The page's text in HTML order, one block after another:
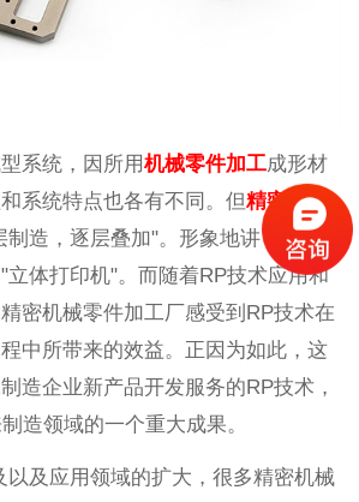
系统，因所用机械零件加工成形材
系统特点也各有不同。但精密零件
造，逐层叠加"。形象地讲，快速成
立体打印机"。而随着RP技术应用和
密机械零件加工厂感受到RP技术在
中所带来的效益。正因为如此，这
造企业新产品开发服务的RP技术，
造领域的一个重大成果。
以及应用领域的扩大，很多精密机械